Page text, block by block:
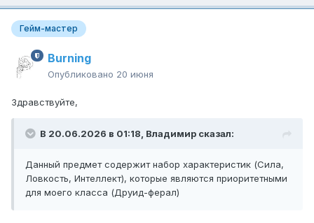
Гейм-мастер
Burning
Опубликовано 20 июня
Здравствуйте,
В 20.06.2026 в 01:18, Владимир сказал:
Данный предмет содержит набор характеристик (Сила,
Ловкость, Интеллект), которые являются приоритетными
для моего класса (Друид-ферал)